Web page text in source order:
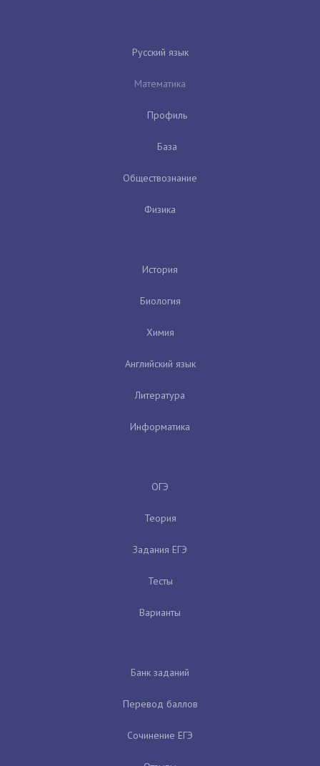
Русский язык
Математика
Профиль
База
Обществознание
Физика
История
Биология
Химия
Английский язык
Литература
Информатика
ОГЭ
Теория
Задания ЕГЭ
Тесты
Варианты
Банк заданий
Перевод баллов
Сочинение ЕГЭ